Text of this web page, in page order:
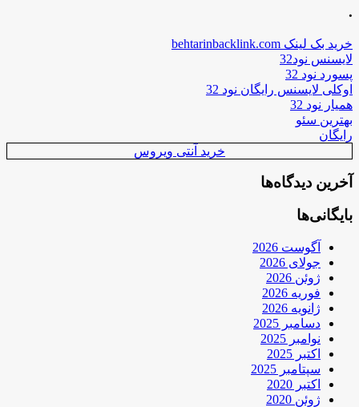
.
خرید بک لینک behtarinbacklink.com
لایسنس نود32
پسورد نود 32
اوکلی لایسنس رایگان نود 32
همیار نود 32
بهترین سئو
رایگان
خرید آنتی ویروس
آخرین دیدگاه‌ها
بایگانی‌ها
آگوست 2026
جولای 2026
ژوئن 2026
فوریه 2026
ژانویه 2026
دسامبر 2025
نوامبر 2025
اکتبر 2025
سپتامبر 2025
اکتبر 2020
ژوئن 2020